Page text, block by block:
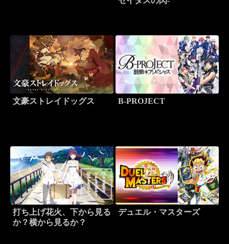
文豪ストレイドッグス B-PROJECT
打ち上げ花火、下から見る
か？横から見るか？
デュエル・マスターズ